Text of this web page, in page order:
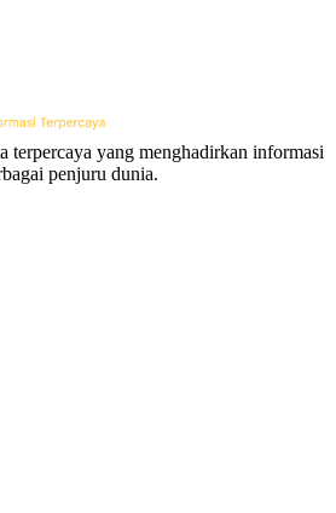
terpercaya yang menghadirkan informasi
penjuru dunia.